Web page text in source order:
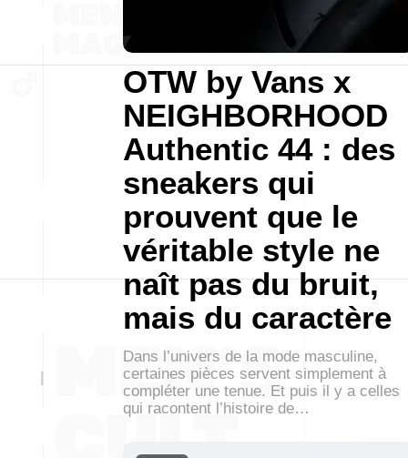
OTW by Vans x
NEIGHBORHOOD
Authentic 44 : des
sneakers qui
prouvent que le
véritable style ne
naît pas du bruit,
mais du caractère
Dans l’univers de la mode masculine,
certaines pièces servent simplement à
compléter une tenue. Et puis il y a celles
qui racontent l’histoire de…